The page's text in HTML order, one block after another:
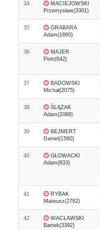
34
MACIEJOWSKI
Przemysław(3301)
35
GRABARA
Adam(1860)
36
MAJER
Piotr(642)
37
BADOWSKI
Michał(2075)
38
ŚLĄZAK
Adam(2088)
39
BEJMERT
Daniel(1560)
40
GŁOWACKI
Adam(833)
41
RYBAK
Mateusz(2782)
42
WACŁAWSKI
Bartek(3392)